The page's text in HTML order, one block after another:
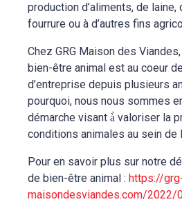
production d’aliments, de laine,
fourrure ou à d’autres fins
Chez GRG Maison des
bien-être animal est au coeur
d’entreprise depuis plusieurs
pourquoi, nous nous sommes
démarche visant à̀ valoriser la
conditions animales au sein de
Pour en savoir plus sur notre
de bien-être animal : https://
maisondesviandes.com/